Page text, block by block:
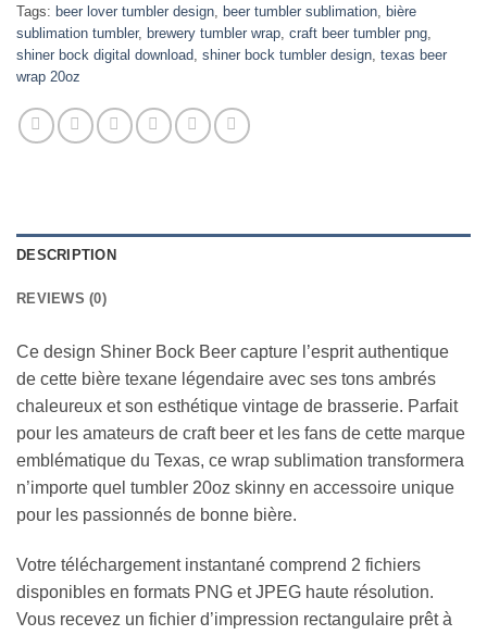
Tags: beer lover tumbler design beer tumbler sublimation
bière
sublimation tumbler, brewery tumbler wrap craft beer tumbler png
shiner bock digital download shiner bock tumbler design texas beer
wrap 20oz
DESCRIPTION
REVIEWS (0)
Ce design Shiner Bock Beer capture l’esprit authentique
de cette bière texane légendaire avec ses tons ambrés
chaleureux et son esthétique vintage de brasserie. Parfait
pour les amateurs de craft beer et les fans de cette marque
emblématique du Texas, ce wrap sublimation transformera
n’importe quel tumbler 20oz skinny en accessoire unique
pour les passionnés de bonne bière.
Votre téléchargement instantané comprend 2 fichiers
disponibles en formats PNG et JPEG haute résolution.
Vous recevez un fichier d’impression rectangulaire prêt à